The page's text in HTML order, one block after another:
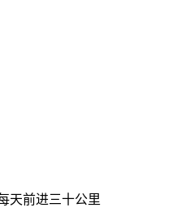
天前进三十公里